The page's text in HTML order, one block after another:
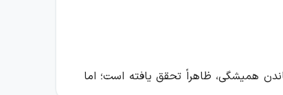
همیشگی، ظاهراً تحقق یافته است؛ اما